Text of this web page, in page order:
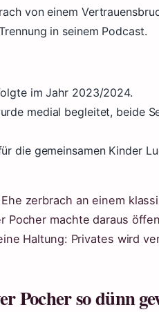
von einem
in seinem Podcast.
im Jahr 2023/2024.
medial begleitet, beide
die gemeinsamen Kinder
zerbrach an einem
Pocher machte daraus
Haltung: Privates wird
Pocher so dünn